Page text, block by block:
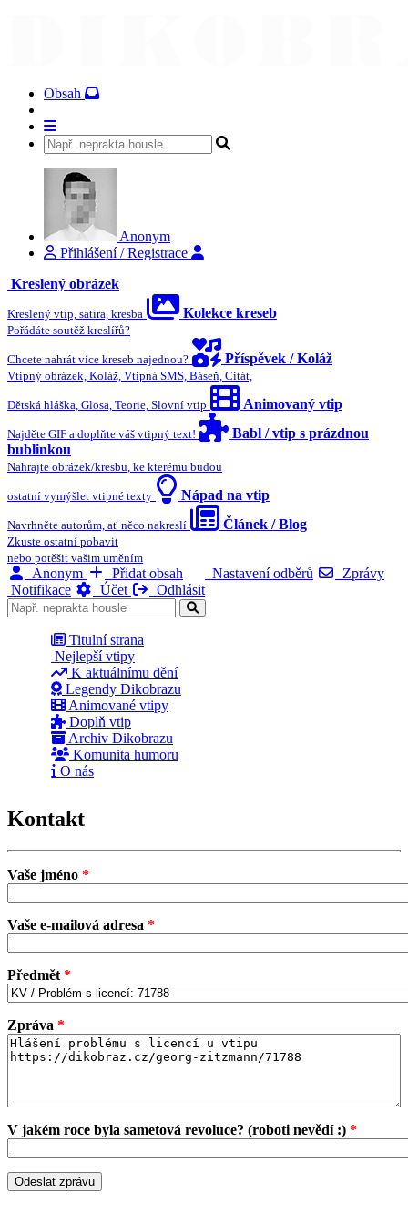
Obsah
Anonym
Přihlášení / Registrace
Kreslený obrázek
Kreslený vtip, satira, kresba Kolekce kreseb
Pořádáte soutěž kreslířů?
Chcete nahrát více kreseb najednou? Příspěvek / Koláž
Vtipný obrázek, Koláž, Vtipná SMS, Báseň, Citát,
Dětská hláška, Glosa, Teorie, Slovní vtip Animovaný vtip
Najděte GIF a doplňte váš vtipný text!
Babl / vtip s prázdnou
bublinkou
Nahrajte obrázek/kresbu, ke kterému budou
ostatní vymýšlet vtipné texty Nápad na vtip
Navrhněte autorům, ať něco nakreslí Článek / Blog
Zkuste ostatní pobavit
nebo potěšit vašim uměním
Anonym Přidat obsah Nastavení odběrů
Zprávy
Notifikace
Účet Odhlásit
Titulní strana
Nejlepší vtipy
K aktuálnímu dění
Legendy Dikobrazu
Animované vtipy
Doplň vtip
Archiv Dikobrazu
Komunita humoru
O nás
Kontakt
Vaše jméno *
Vaše e-mailová adresa *
Předmět *
Zpráva *
V jakém roce byla sametová revoluce? (roboti nevědí :) *
Odeslat zprávu